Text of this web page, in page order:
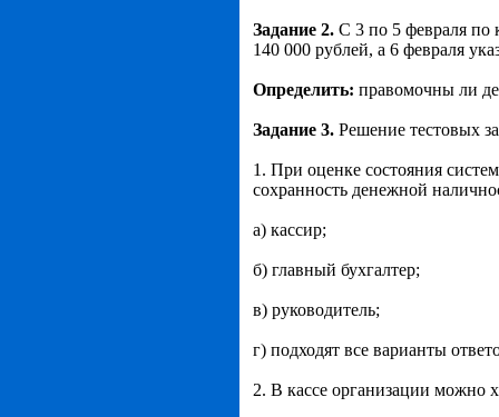
Задание 2. С 3 по 5 февраля по
140 000 рублей, а 6 февраля
Определить: правомочны ли
Задание 3. Решение тестовых
1. При оценке состояния
сохранность денежной
а) кассир;
б) главный бухгалтер;
в) руководитель;
г) подходят все варианты
2. В кассе организации можно